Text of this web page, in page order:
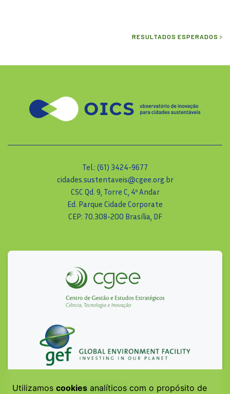
RESULTADOS ESPERADOS
Tel.: (61) 3424-9677
cidades.sustentaveis@cgee.org.br
CSC Qd. 9, Torre C, 4º Andar
Ed. Parque Cidade Corporate
CEP: 70.308-200 Brasília, DF
Utilizamos cookies analíticos com o propósito de